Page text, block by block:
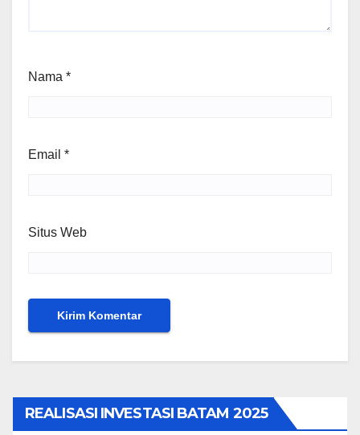
Nama *
Email *
Situs Web
REALISASI INVESTASI BATAM 2025